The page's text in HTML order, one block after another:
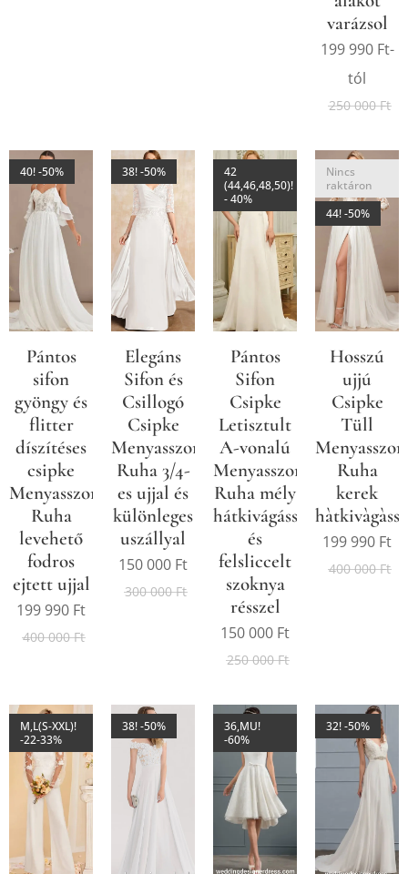
varázsol
199 990Ft-
tól
250 000Ft
Pántos
sifon
gyöngy és
flitter
díszítéses
csipke
Menyasszonyi
Ruha
levehető
fodros
ejtett ujjal
40! -50%
199 990 Ft
400 000Ft
Elegáns
Sifon és
Csillogó
Csipke
Menyasszonyi
Ruha 3/4-
es ujjal és
különleges
uszállyal
38! -50%
150 000 Ft
300 000Ft
Pántos
Sifon
Csipke
Letisztult
A-vonalú
Menyasszonyi
Ruha mély
hátkivágással
és
felsliccelt
szoknya
résszel
42
(44,46,48,50)!
- 40%
150 000 Ft
250 000Ft
Hosszú
ujjú
Csipke
Tüll
Ruha
kerek
Nincs
raktáron
44! -50%
199 990 Ft
400 000Ft
M,L(S-XXL)!
-22-33%
38! -50%
36,MU!
-60%
32! -50%